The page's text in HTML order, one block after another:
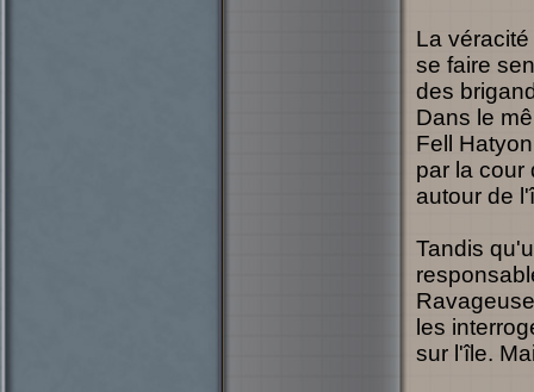
La
se faire
des
Dans le
Fell
par la cour
autour de
Tandis
les
sur l'île.